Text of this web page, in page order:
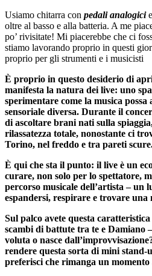
Usiamo chitarra con pedali analogicie
oltre al basso e alla batteria. A me
po’ rivisitate! Mi piacerebbe che ci
stiamo lavorando proprio in questi
proprio per gli strumenti e i musicisti
È proprio in questo desiderio di
manifesta la natura dei live: uno
sperimentare come la musica possa
sensoriale diversa. Durante il
di ascoltare brani nati sulla
rilassatezza totale, nonostante ci
Torino, nel freddo e tra pareti
È qui che sta il punto: il live è un
curare, non solo per lo spettatore,
percorso musicale dell’artista – un
espandersi, respirare e trovare una
Sul palco avete questa
scambi di battute tra te e Damiano
voluta o nasce
rendere questa sorta di mini
preferisci che rimanga un